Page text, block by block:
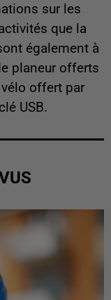
sur les
que la
également à
planeur offerts
offert par
USB.